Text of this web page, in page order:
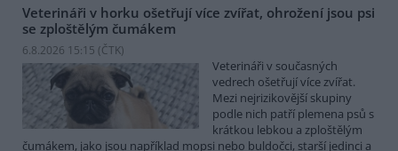
Veterináři v horku ošetřují více zvířat, ohrožení jsou psi
se zploštělým čumákem
6.8.2026 15:15 (ČTK)
Veterináři v současných
vedrech ošetřují více zvířat.
Mezi nejrizikovější skupiny
podle nich patří plemena psů s
krátkou lebkou a zploštělým
čumákem, jako jsou například mopsi nebo buldočci, starší jedinci a